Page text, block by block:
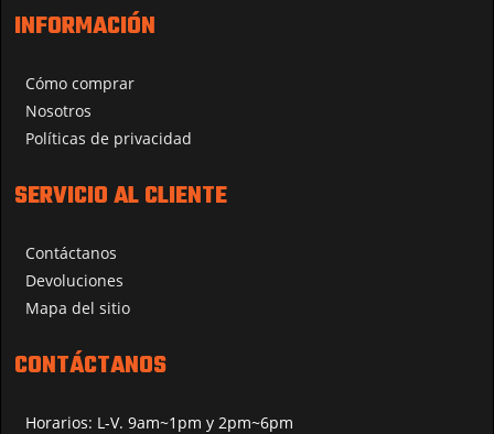
INFORMACIÓN
Cómo comprar
Nosotros
Políticas de privacidad
SERVICIO AL CLIENTE
Contáctanos
Devoluciones
Mapa del sitio
CONTÁCTANOS
Horarios: L-V. 9am~1pm y 2pm~6pm